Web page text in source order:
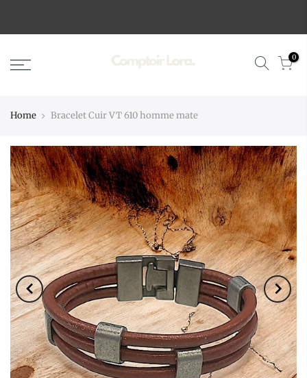
0
Home Bracelet Cuir VT 610 homme mate